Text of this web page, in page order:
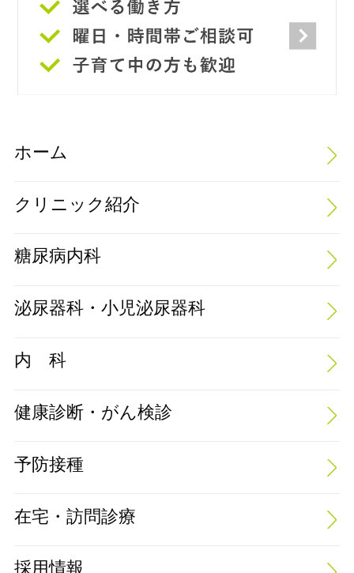
ホーム
クリニック紹介
糖尿病内科
泌尿器科・小児泌尿器科
内 科
健康診断・がん検診
予防接種
在宅・訪問診療
採用情報